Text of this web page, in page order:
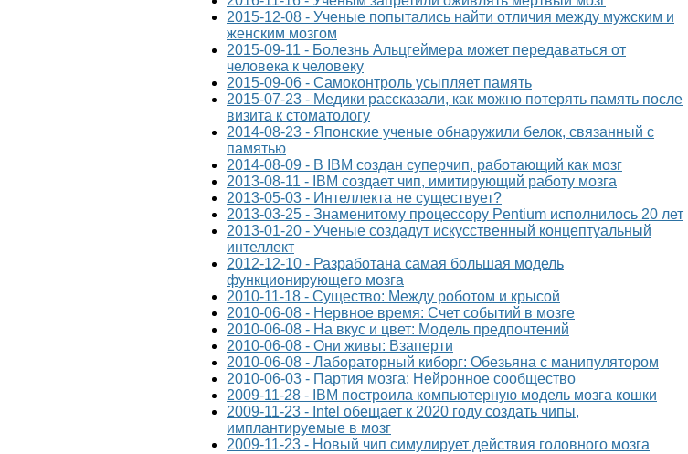
2015-12-08 - Ученые попытались найти отличия между мужским и
женским мозгом
2015-09-11 - Болезнь Альцгеймера может передаваться от
человека к человеку
2015-09-06 - Самоконтроль усыпляет память
2015-07-23 - Медики рассказали, как можно потерять память после
визита к стоматологу
2014-08-23 - Японские ученые обнаружили белок, связанный с
памятью
2014-08-09 - В IBM создан суперчип, работающий как мозг
2013-08-11 - IBM создает чип, имитирующий работу мозга
2013-05-03 - Интеллекта не существует?
2013-03-25 - Знаменитому процессору Pentium исполнилось 20 лет
2013-01-20 - Ученые создадут искусственный концептуальный
интеллект
2012-12-10 - Разработана самая большая модель
функционирующего мозга
2010-11-18 - Существо: Между роботом и крысой
2010-06-08 - Нервное время: Счет событий в мозге
2010-06-08 - На вкус и цвет: Модель предпочтений
2010-06-08 - Они живы: Взаперти
2010-06-08 - Лабораторный киборг: Обезьяна с манипулятором
2010-06-03 - Партия мозга: Нейронное сообщество
2009-11-28 - IBM построила компьютерную модель мозга кошки
2009-11-23 - Intel обещает к 2020 году создать чипы,
имплантируемые в мозг
2009-11-23 - Новый чип симулирует действия головного мозга